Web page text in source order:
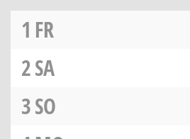
1 FR
2SA
3SO